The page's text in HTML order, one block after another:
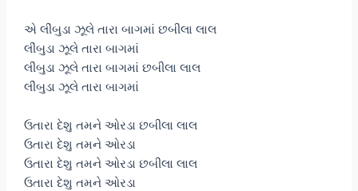
એ લીંબુડા ઝૂલે તારા બાગમાં છબીલા લાલ
લીંબુડા ઝૂલે તારા બાગમાં
લીંબુડા ઝૂલે તારા બાગમાં છબીલા લાલ
લીંબુડા ઝૂલે તારા બાગમાં
ઉતારા દેશુ તમને ઓરડા છબીલા લાલ
ઉતારા દેશુ તમને ઓરડા
ઉતારા દેશુ તમને ઓરડા છબીલા લાલ
ઉતારા દેશુ તમને ઓરડા